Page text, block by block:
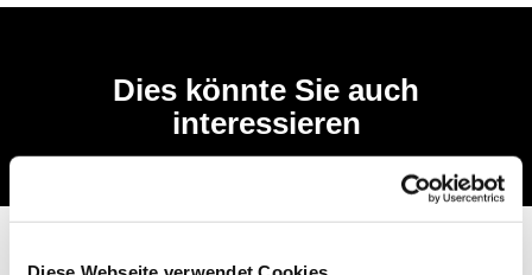
Dies könnte Sie auch
interessieren